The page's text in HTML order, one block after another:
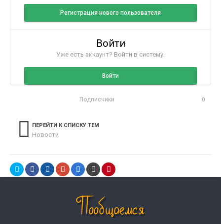
Регистрация нового пользователя
Войти
Уже есть аккаунт? Войти в систему.
Войти
Подписчики 0
ПЕРЕЙТИ К СПИСКУ ТЕМ
Новости